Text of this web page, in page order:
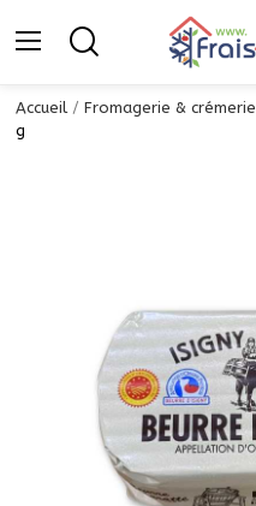
Accueil Fromagerie & crémerie
g